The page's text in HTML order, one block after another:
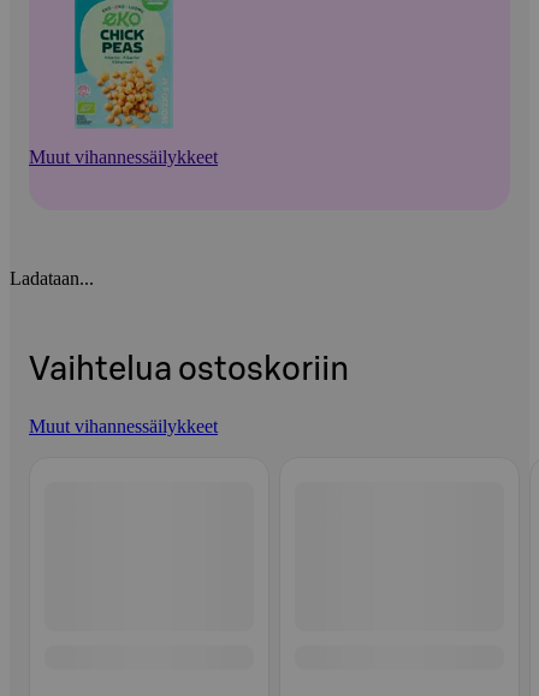
Muut vihannessäilykkeet
Ladataan...
Vaihtelua ostoskoriin
Muut vihannessäilykkeet